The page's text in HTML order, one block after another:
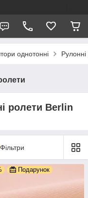
однотонні
ролети Berlin
Фільтри
Подарунок